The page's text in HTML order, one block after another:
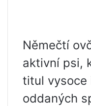
Němečtí
aktivní psi,
titul vysoce
oddaných